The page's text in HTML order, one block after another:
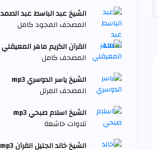
الشيخ عبد الباسط عبد الصمد mp3
المصحف المجود كامل
القرآن الكريم ماهر المعيقلي mp3
المصحف كامل
الشيخ ياسر الدوسري mp3
المصحف المرتل
الشيخ اسلام صبحي mp3
تلاوات خاشعة
الشيخ خالد الجليل القرآن mp3